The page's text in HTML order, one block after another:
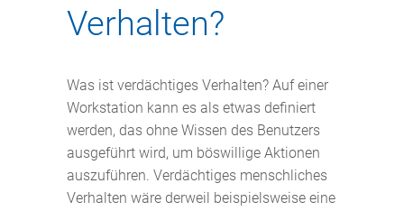
Verhalten?
Was ist verdächtiges Verhalten? Auf einer
Workstation kann es als etwas definiert
werden, das ohne Wissen des Benutzers
ausgeführt wird, um böswillige Aktionen
auszuführen. Verdächtiges menschliches
Verhalten wäre derweil beispielsweise eine